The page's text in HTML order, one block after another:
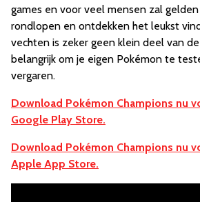
games en voor veel mensen zal
rondlopen en ontdekken het leukst
vechten is zeker geen klein deel van
belangrijk om je eigen Pokémon te
vergaren.
Download Pokémon Champions nu
Google Play Store.
Download Pokémon Champions nu
Apple App Store.